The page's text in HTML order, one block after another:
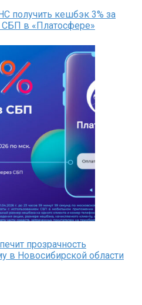
получить кешбэк 3% за
в «Платосфере»
прозрачность
в Новосибирской области